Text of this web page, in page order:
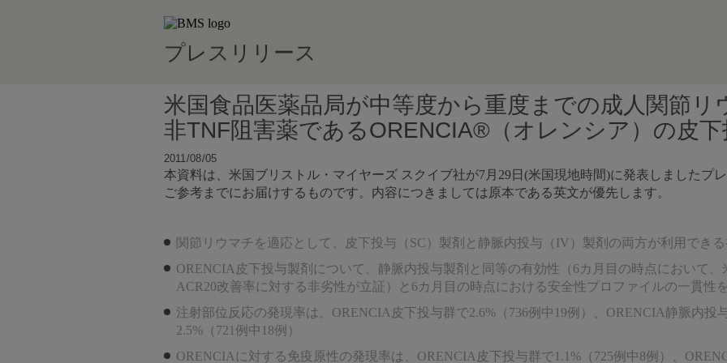
プレスリリース
米国食品医薬品局が中等度から重度までの成人関節リ
非TNF阻害薬であるORENCIA®（オレンシア）の皮
2011/08/05
本資料は、米国ブリストル・マイヤーズ スクイブ社が7月29日(米国現地時間)に発表しましたプ
ご参考までにお届けするものです。内容につきましては原本である英文が優先します。
関節リウマチを適応として、皮下投与（SC）製剤と静脈内投与（IV）製剤の両方が利用でき
ORENCIA皮下投与製剤について、静脈内投与製剤と同等の有効性（6カ月目の時点において
ACR20改善率に対する非劣性が立証）と6カ月目の時点における安全性プロファイルの一貫性
注射部位反応の発現率は、ORENCIA皮下投与群で2.6%（736例中19例）、ORENCIA静脈内投
2.5%（721例中18例）
ORENCIAに対する免疫原性の発現率は、ORENCIA皮下投与群で1.1%（725例中8例）、